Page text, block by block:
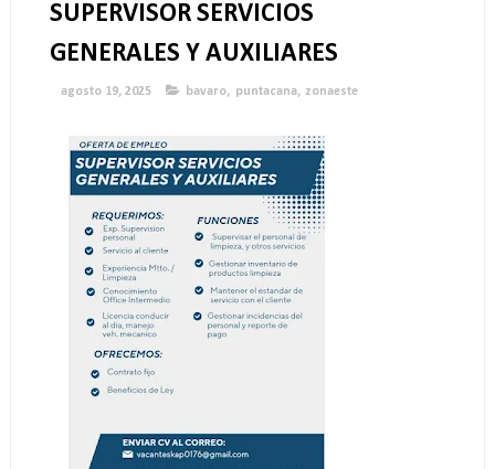
SUPERVISOR SERVICIOS
GENERALES Y AUXILIARES
agosto 19, 2025 bavaro, puntacana, zonaeste